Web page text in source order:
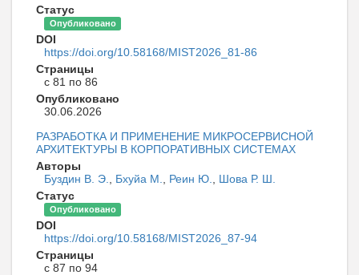
Статус
Опубликовано
DOI
https://doi.org/10.58168/MIST2026_81-86
Страницы
с 81 по 86
Опубликовано
30.06.2026
РАЗРАБОТКА И ПРИМЕНЕНИЕ МИКРОСЕРВИСНОЙ
АРХИТЕКТУРЫ В КОРПОРАТИВНЫХ СИСТЕМАХ
Авторы
Буздин В. Э.
Бхуйа М. Реин Ю.
Шова Р. Ш.
Статус
Опубликовано
DOI
https://doi.org/10.58168/MIST2026_87-94
Страницы
с 87 по 94